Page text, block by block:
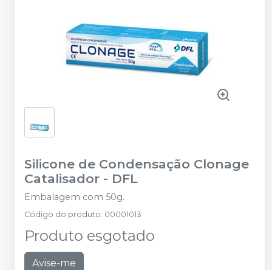
Silicone de Condensação Clonage
Catalisador - DFL
Embalagem com 50g.
Código do produto: 00001013
Produto esgotado
Avise-me